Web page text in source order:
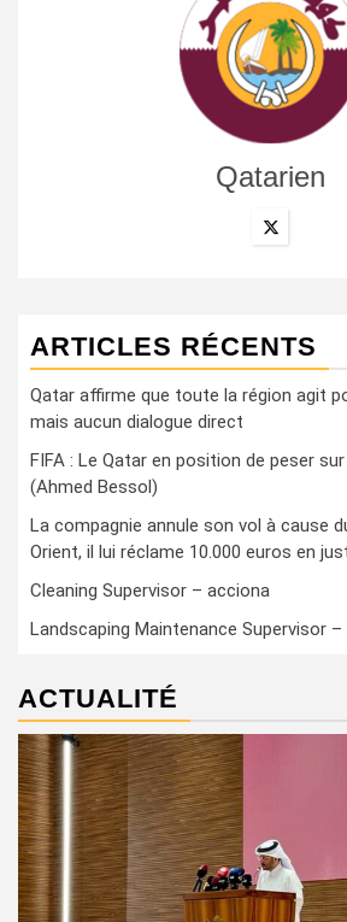
Qatarien
ARTICLES RÉCENTS
Qatar affirme que toute la région agit
mais aucun dialogue direct
FIFA : Le Qatar en position de peser
(Ahmed Bessol)
La compagnie annule son vol à cause
Orient, il lui réclame 10.000 euros en
Cleaning Supervisor – acciona
Landscaping Maintenance Supervisor
ACTUALITÉ